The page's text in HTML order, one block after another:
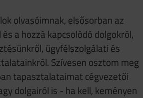
olvasóimnak, elsősorban az
a hozzá kapcsolódó dolgokról,
ügyfélszolgálati és
Szívesen osztom meg
tapasztalataimat cégvezetői
dolgairól is - ha kell, keményen